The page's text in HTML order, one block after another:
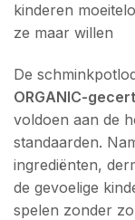
kinderen
ze maar willen
De
ORGANIC-
voldoen aan de
standaarden.
ingrediënten,
de gevoelige
spelen zonder